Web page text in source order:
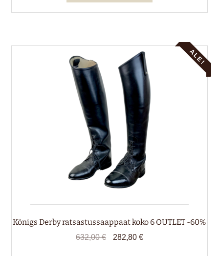
Königs Derby ratsastussaappaat koko 6 OUTLET -60%
ALE!
632,00€
Alkuperäinen
282,80 €Nykyinen